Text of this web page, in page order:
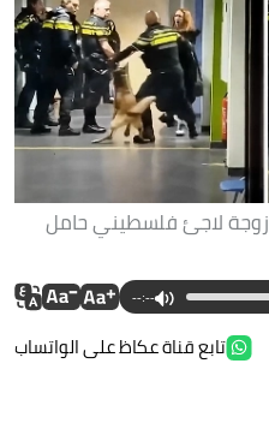
لاجئ فلسطيني حامل
--:--
تابع قناة عكاظ على الواتساب